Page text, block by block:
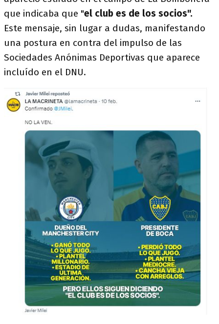
que indicaba que "el club es de los socios".
Este mensaje, sin lugar a dudas, manifestando
una postura en contra del impulso de las
Sociedades Anónimas Deportivas que aparece
incluído en el DNU.